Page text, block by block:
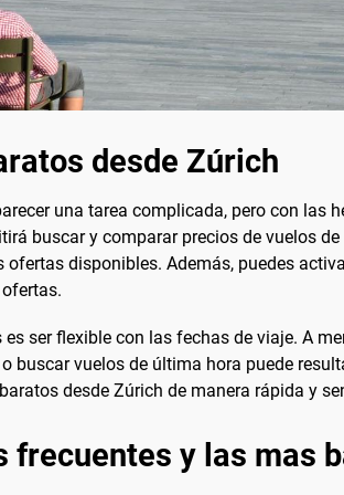
desde Zúrich
una tarea complicada, pero con las
buscar y comparar precios de vuelos
disponibles. Además, puedes
ser flexible con las fechas de viaje. A
buscar vuelos de última hora puede
desde Zúrich de manera rápida y
frecuentes y las mas